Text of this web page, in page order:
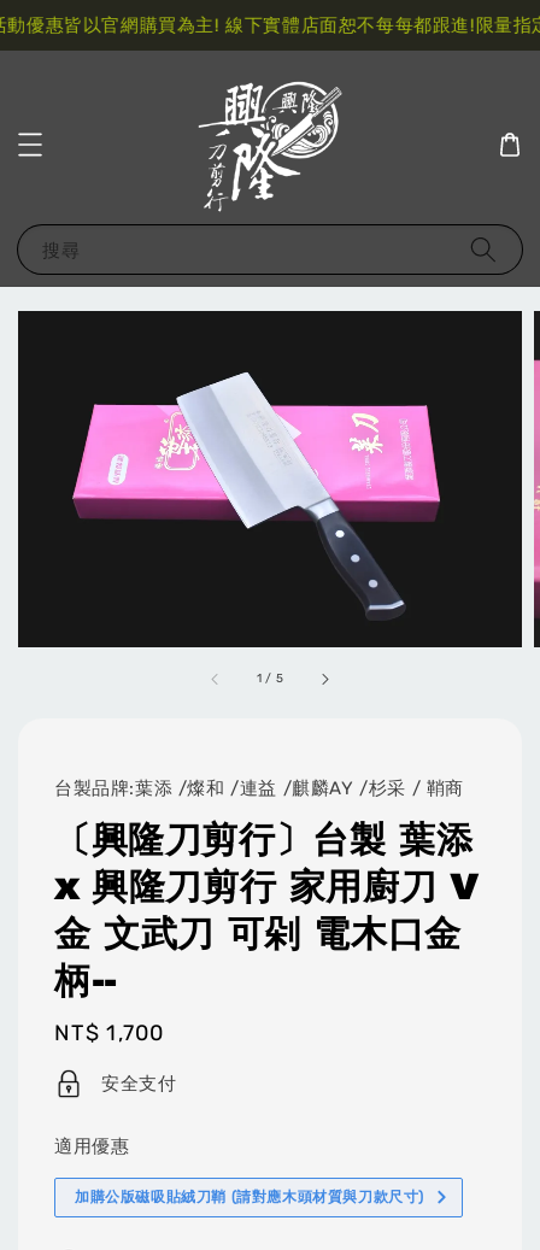
優惠皆以官網購買為主! 線下實體店面恕不每每都跟進!限量指定
搜尋
1 / 5
台製品牌:葉添 /燦和 /連益 /麒麟AY /杉采 / 鞘商
〔興隆刀剪行〕台製 葉添
x 興隆刀剪行 家用廚刀 V
金 文武刀 可剁 電木口金
柄--
Regular
price
NT$ 1,700
安全支付
適用優惠
加購公版磁吸貼絨刀鞘 (請對應木頭材質與刀款尺寸)